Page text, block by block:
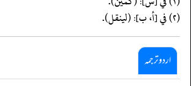
(٢) في [أ، ب]: (لينقل).
اردو ترجمہ